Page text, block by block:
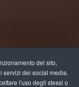
del sito,
servizi dei social media.
l'uso degli stessi o